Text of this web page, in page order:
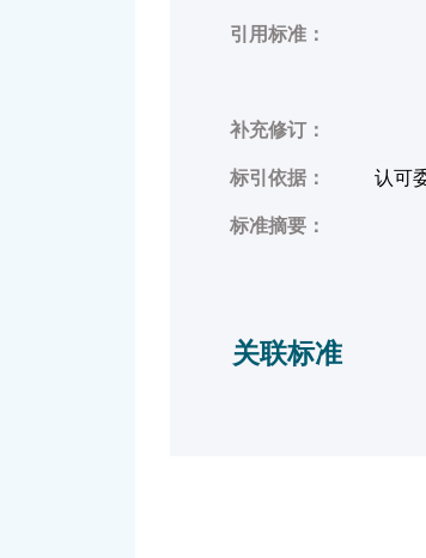
引用标准：
补充修订：
标引依据： 认可
标准摘要：
关联标准